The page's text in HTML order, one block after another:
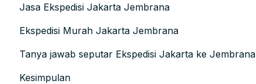
Jasa Ekspedisi Jakarta Jembrana
Ekspedisi Murah Jakarta Jembrana
Tanya jawab seputar Ekspedisi Jakarta ke Jembrana
Kesimpulan